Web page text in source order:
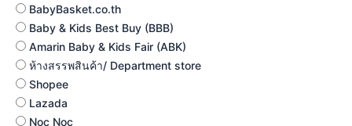
BabyBasket.co.th
Baby & Kids Best Buy (BBB)
Amarin Baby & Kids Fair (ABK)
ห้างสรรพสินค้า/ Department store
Shopee
Lazada
Noc Noc